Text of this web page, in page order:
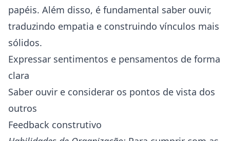
papéis. Além disso, é fundamental saber ouvir,
traduzindo empatia e construindo vínculos mais
sólidos.
Expressar sentimentos e pensamentos de forma
clara
Saber ouvir e considerar os pontos de vista dos
outros
Feedback construtivo